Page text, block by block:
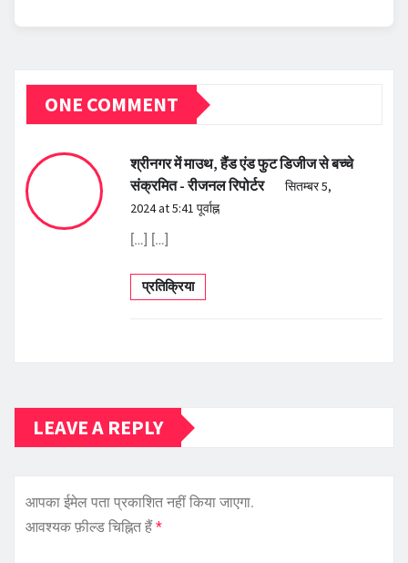
ONE COMMENT
श्रीनगर में माउथ, हैंड एंड फुट डिजीज से बच्चे
संक्रमित - रीजनल रिपोर्टर
सितम्बर 5,
2024 at 5:41 पूर्वाह्न
[…] […]
प्रतिक्रिया
LEAVE A REPLY
आपका ईमेल पता प्रकाशित नहीं किया जाएगा.
आवश्यक फ़ील्ड चिह्नित हैं *